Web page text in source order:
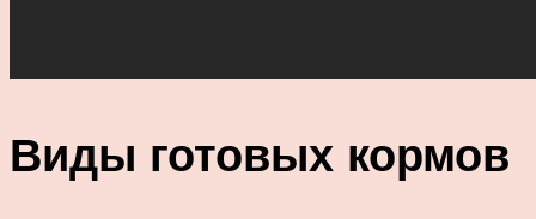
Виды готовых кормов